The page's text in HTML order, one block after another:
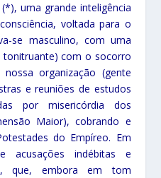
uma grande inteligência
voltada para o
se masculino, com uma
com o socorro
organização (gente
e reuniões de estudos
por misericórdia dos
Maior), cobrando e
do Empíreo. Em
indébitas e
que, embora em tom